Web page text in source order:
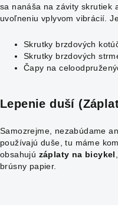
sa nanáša na závity skrutiek
uvoľneniu vplyvom vibrácií.
Skrutky brzdových
Skrutky brzdových
Čapy na
Lepenie duší
Samozrejme, nezabúdame
používajú duše, tu máme
obsahujú záplaty na bicykel
brúsny papier.